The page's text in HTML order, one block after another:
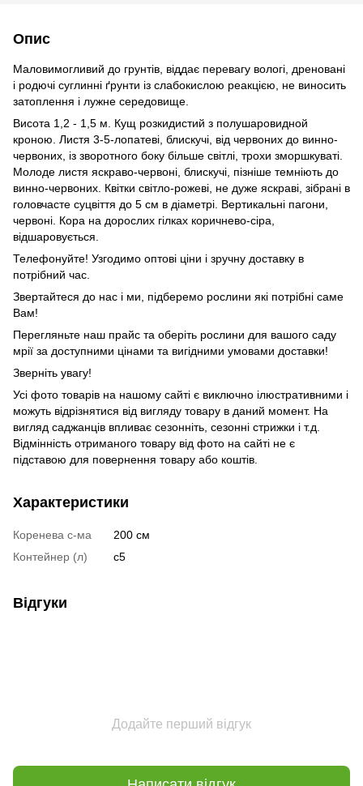
Опис
Маловимогливий до грунтів, віддає перевагу вологі, дреновані
і родючі суглинні ґрунти із слабокислою реакцією, не виносить
затоплення і лужне середовище.
Висота 1,2 - 1,5 м. Кущ розкидистий з полушаровидной
кроною. Листя 3-5-лопатеві, блискучі, від червоних до винно-
червоних, із зворотного боку більше світлі, трохи зморшкуваті.
Молоде листя яскраво-червоні, блискучі, пізніше темніють до
винно-червоних. Квітки світло-рожеві, не дуже яскраві, зібрані в
головчасте суцвіття до 5 см в діаметрі. Вертикальні пагони,
червоні. Кора на дорослих гілках коричнево-сіра,
відшаровується.
Телефонуйте! Узгодимо оптові ціни і зручну доставку в
потрібний час.
Звертайтеся до нас і ми, підберемо рослини які потрібні саме
Вам!
Перегляньте наш прайс та оберіть рослини для вашого саду
мрії за доступними цінами та вигідними умовами доставки!
Зверніть увагу!
Усі фото товарів на нашому сайті є виключно ілюстративними і
можуть відрізнятися від вигляду товару в даний момент. На
вигляд саджанців впливає сезонніть, сезонні стрижки і т.д.
Відмінність отриманого товару від фото на сайті не є
підставою для повернення товару або коштів.
Характеристики
Коренева с-ма
200 см
Контейнер (л)
c5
Відгуки
Додайте перший відгук